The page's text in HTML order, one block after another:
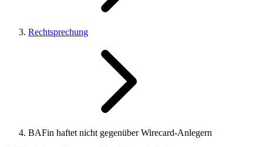
Rechtsprechung
BAFin haftet nicht gegenüber Wirecard-Anlegern